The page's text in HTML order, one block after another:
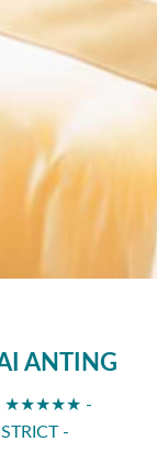
ANTING
★★★★★ -
-